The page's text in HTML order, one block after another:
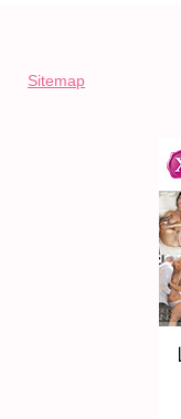
Sitemap